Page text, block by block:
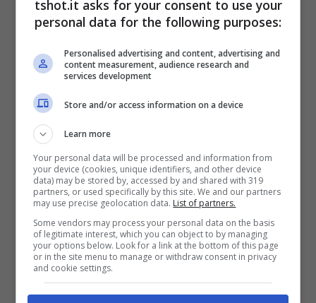
già individuati dal tecnico.
Milan, due uscite e una idea
sul mercato: Furlani si
muove
C’è un nome interessante che sbuca fuori fra
i tanti elementi che il Milan valuta in questa
fase. A gennaio Pioli sarebbe intenzionato a
dare lacaccia ad un difensore, e l club
vuole solo profili giovani.
tshot.it asks for your consent to use your
personal data for the following purposes:
Personalised advertising and content, advertising and
content measurement, audience research and
services development
Store and/or access information on a device
Learn more
Your personal data will be processed and information from
your device (cookies, unique identifiers, and other device
data) may be stored by, accessed by and shared with 319
partners, or used specifically by this site. We and our partners
may use precise geolocation data. List of partners.
Some vendors may process your personal data on the basis
of legitimate interest, which you can object to by managing
your options below. Look for a link at the bottom of this page
or in the site menu to manage or withdraw consent in privacy
and cookie settings.